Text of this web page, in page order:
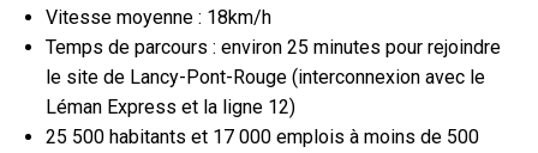
Vitesse moyenne : 18km/h
Temps de parcours : environ 25 minutes pour rejoindre
le site de Lancy-Pont-Rouge (interconnexion avec le
Léman Express et la ligne 12)
25 500 habitants et 17 000 emplois à moins de 500